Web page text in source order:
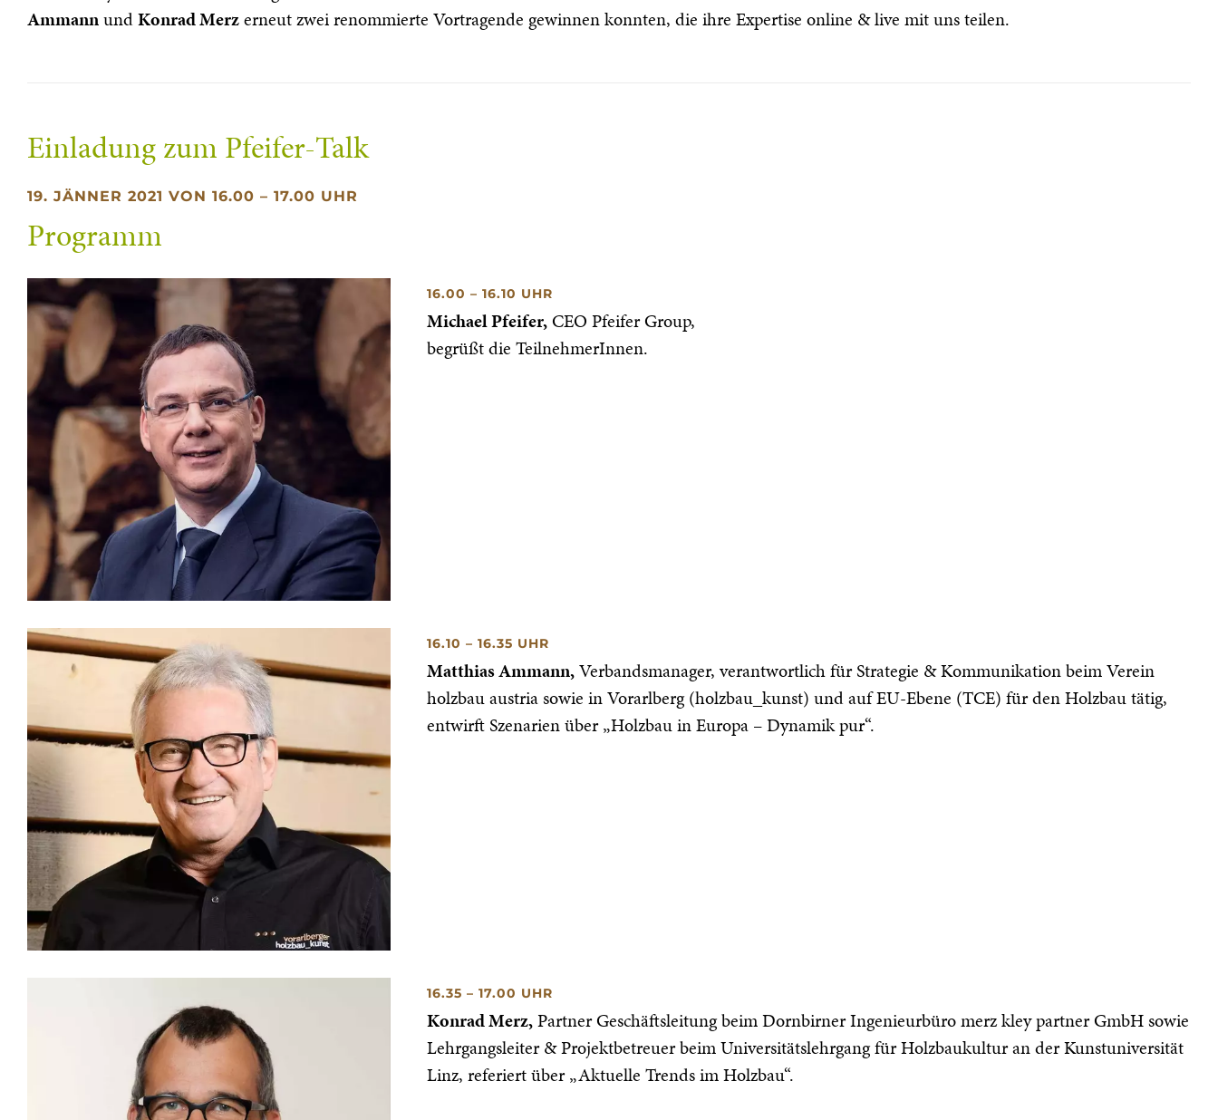
AmmannundKonrad Merzerneut zwei renommierte Vortragende gewinnen konnten, die ihre Expertise online & live mit uns teilen.
Einladung zum Pfeifer-Talk
19. JÄNNER 2021 VON 16.00 – 17.00 UHR
Programm
16.00 – 16.10 UHR
Michael Pfeifer,CEO Pfeifer Group,
begrüßt die TeilnehmerInnen.
16.10 – 16.35 UHR
Matthias Ammann,Verbandsmanager, verantwortlich für Strategie & Kommunikation beim Verein
holzbau austria sowie in Vorarlberg (holzbau_kunst) und auf EU-Ebene (TCE) für den Holzbau tätig,
entwirft Szenarien über „Holzbau in Europa – Dynamik pur“.
16.35 – 17.00 UHR
Konrad Merz,Partner Geschäftsleitung beim Dornbirner Ingenieurbüro merz kley partner GmbH sowie
Lehrgangsleiter & Projektbetreuer beim Universitätslehrgang für Holzbaukultur an der Kunstuniversität
Linz, referiert über „Aktuelle Trends im Holzbau“.